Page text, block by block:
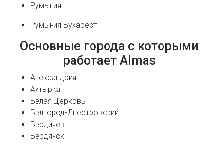
Румыния
Румыния Бухарест
Основные города с которыми
работает Almas
Александрия
Ахтырка
Белая Церковь
Белгород-Днестровский
Бердичев
Бердянск